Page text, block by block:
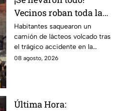
Vecinos roban toda la
mercancía del tráiler
volcado en la carretera
de Irapuato
Habitantes saquearon un
camión de lácteos volcado tras
el trágico accidente en la
carretera Irapuato-Abasolo
08 agosto, 2026
Última Hora: